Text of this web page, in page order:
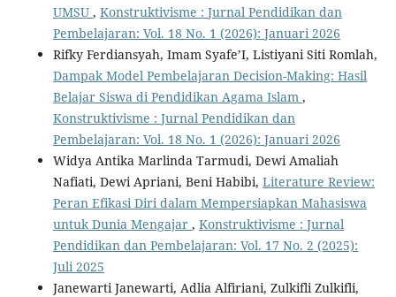
UMSU , Konstruktivisme : Jurnal Pendidikan dan
Pembelajaran: Vol. 18 No. 1 (2026): Januari 2026
Rifky Ferdiansyah, Imam Syafe’I, Listiyani Siti Romlah,
Dampak Model Pembelajaran Decision-Making: Hasil
Belajar Siswa di Pendidikan Agama Islam ,
Konstruktivisme : Jurnal Pendidikan dan
Pembelajaran: Vol. 18 No. 1 (2026): Januari 2026
Widya Antika Marlinda Tarmudi, Dewi Amaliah
Nafiati, Dewi Apriani, Beni Habibi, Literature Review:
Peran Efikasi Diri dalam Mempersiapkan Mahasiswa
untuk Dunia Mengajar , Konstruktivisme : Jurnal
Pendidikan dan Pembelajaran: Vol. 17 No. 2 (2025):
Juli 2025
Janewarti Janewarti, Adlia Alfiriani, Zulkifli Zulkifli,